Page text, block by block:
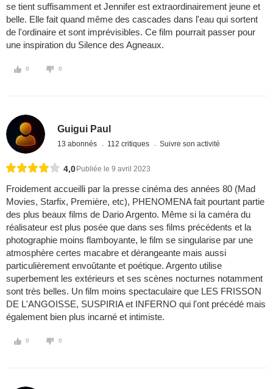
se tient suffisamment et Jennifer est extraordinairement jeune et
belle. Elle fait quand même des cascades dans l'eau qui sortent
de l'ordinaire et sont imprévisibles. Ce film pourrait passer pour
une inspiration du Silence des Agneaux.
0 0
Guigui Paul
13 abonnés 112 critiques Suivre son activité
4,0 Publiée le 9 avril 2023
Froidement accueilli par la presse cinéma des années 80 (Mad
Movies, Starfix, Première, etc), PHENOMENA fait pourtant partie
des plus beaux films de Dario Argento. Même si la caméra du
réalisateur est plus posée que dans ses films précédents et la
photographie moins flamboyante, le film se singularise par une
atmosphère certes macabre et dérangeante mais aussi
particulièrement envoûtante et poétique. Argento utilise
superbement les extérieurs et ses scènes nocturnes notamment
sont très belles. Un film moins spectaculaire que LES FRISSON
DE L'ANGOISSE, SUSPIRIA et INFERNO qui l'ont précédé mais
également bien plus incarné et intimiste.
0 0